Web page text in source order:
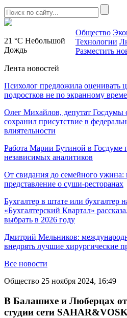
21 °C Небольшой
Дождь
Общество
Технологии
Разместить
Лента новостей
Психолог предложила оценивать
подростков не по экранному
Олег Михайлов, депутат Госдумы
сохранил присутствие в
влиятельности
Работа Марии Бутиной в Госдуме
независимых аналитиков
От свидания до семейного ужина:
представление о суши-ресторанах
Бухгалтер в штате или бухгалтер
«Бухгалтерский Квартал»
выбрать в 2026 году
Дмитрий Мельников:
внедрять лучшие хирургические
Все новости
Общество 25 ноября 2024, 16:49
В Балашихе и Люберцах
студии сети SAHAR&VOSK